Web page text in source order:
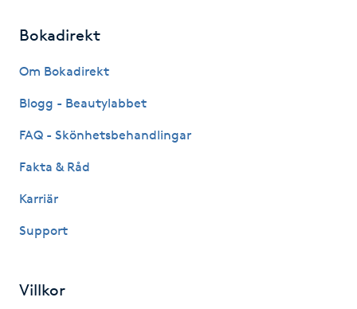
Gellack med förstärkning
Gravidmassage
Gruppträning
Bokadirekt
Om Bokadirekt
Blogg - Beautylabbet
FAQ - Skönhetsbehandlingar
Fakta & Råd
Karriär
Support
Villkor